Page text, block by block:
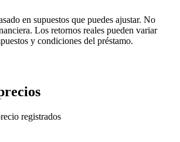
en supuestos que puedes ajustar. No
Los retornos reales pueden variar
y condiciones del préstamo.
registrados